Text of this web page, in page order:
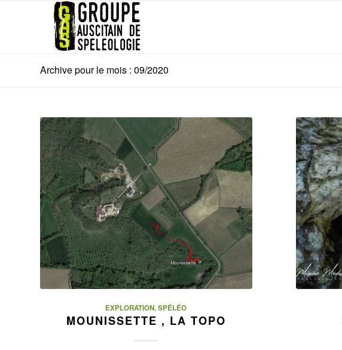
Archive pour le mois : 09/2020
EXPLORATION,SPÉLÉO
MOUNISSETTE , LA TOPO